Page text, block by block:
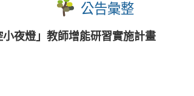
公告彙整
夜燈」教師增能研習實施計畫